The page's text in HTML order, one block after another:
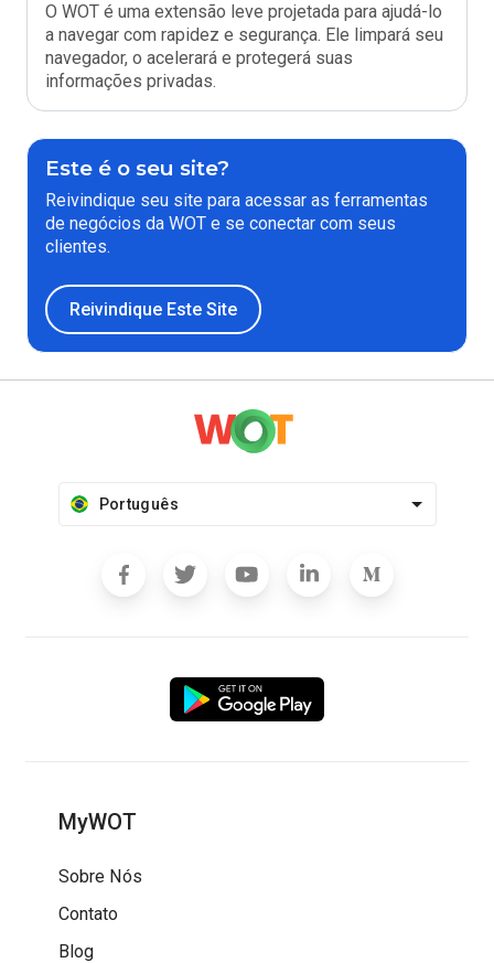
O WOT é uma extensão leve projetada para ajudá-lo
a navegar com rapidez e segurança. Ele limpará seu
navegador, o acelerará e protegerá suas
informações privadas.
Este é o seu site?
Reivindique seu site para acessar as ferramentas
de negócios da WOT e se conectar com seus
clientes.
Reivindique Este Site
Português
MyWOT
Sobre Nós
Contato
Blog